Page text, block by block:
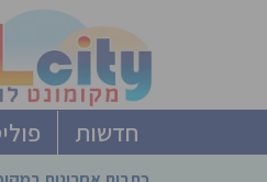
חדשות